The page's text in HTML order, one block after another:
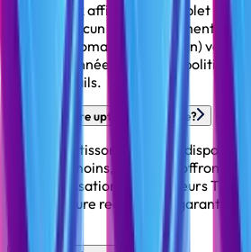
Non. Le prix affiché est complet et
de setup, aucun frais
annuel du domaine (119 DH/an) vous
première année. Voir notre politique
plus de détails.
Quel est votre uptime guarantee?
Nous garantissons 99.9% de
vous avez moins, nous vous offrons 1
en compensation. Nos serveurs Tier
infrastructure redondante
service.